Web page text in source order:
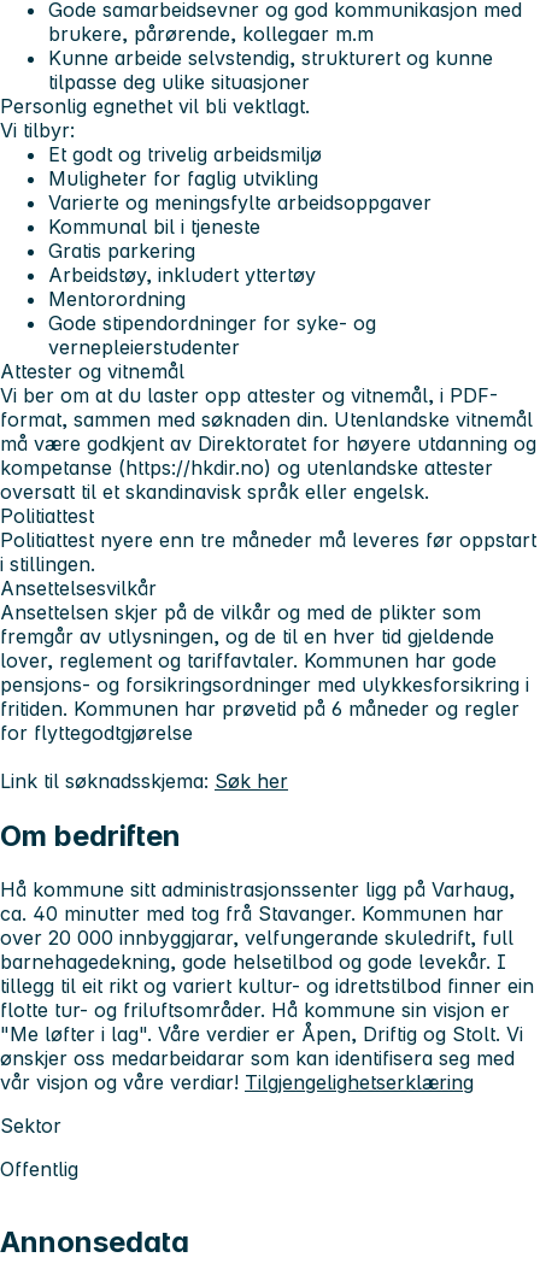
Gode samarbeidsevner og god kommunikasjon med
brukere, pårørende, kollegaer m.m
Kunne arbeide selvstendig, strukturert og kunne
tilpasse deg ulike situasjoner
Personlig egnethet vil bli vektlagt.
Vi tilbyr:
Et godt og trivelig arbeidsmiljø
Muligheter for faglig utvikling
Varierte og meningsfylte arbeidsoppgaver
Kommunal bil i tjeneste
Gratis parkering
Arbeidstøy, inkludert yttertøy
Mentorordning
Gode stipendordninger for syke- og
vernepleierstudenter
Attester og vitnemål
Vi ber om at du laster opp attester og vitnemål, i PDF-
format, sammen med søknaden din. Utenlandske vitnemål
må være godkjent av Direktoratet for høyere utdanning og
kompetanse (https://hkdir.no) og utenlandske attester
oversatt til et skandinavisk språk eller engelsk.
Politiattest
Politiattest nyere enn tre måneder må leveres før oppstart
i stillingen.
Ansettelsesvilkår
Ansettelsen skjer på de vilkår og med de plikter som
fremgår av utlysningen, og de til en hver tid gjeldende
lover, reglement og tariffavtaler. Kommunen har gode
pensjons- og forsikringsordninger med ulykkesforsikring i
fritiden. Kommunen har prøvetid på 6 måneder og regler
for flyttegodtgjørelse
Link til søknadsskjema: Søk her
Om bedriften
Hå kommune sitt administrasjonssenter ligg på Varhaug,
ca. 40 minutter med tog frå Stavanger. Kommunen har
over 20 000 innbyggjarar, velfungerande skuledrift, full
barnehagedekning, gode helsetilbod og gode levekår. I
tillegg til eit rikt og variert kultur- og idrettstilbod finner ein
flotte tur- og friluftsområder. Hå kommune sin visjon er
"Me løfter i lag". Våre verdier er Åpen, Driftig og Stolt. Vi
ønskjer oss medarbeidarar som kan identifisera seg med
vår visjon og våre verdiar! Tilgjengelighetserklæring
Sektor
Offentlig
Annonsedata